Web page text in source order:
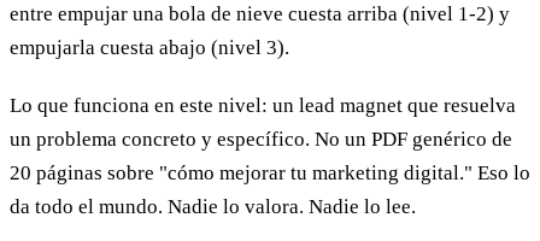
entre empujar una bola de nieve cuesta arriba (nivel 1-2) y
empujarla cuesta abajo (nivel 3).
Lo que funciona en este nivel: un lead magnet que resuelva
un problema concreto y específico. No un PDF genérico de
20 páginas sobre "cómo mejorar tu marketing digital." Eso lo
da todo el mundo. Nadie lo valora. Nadie lo lee.